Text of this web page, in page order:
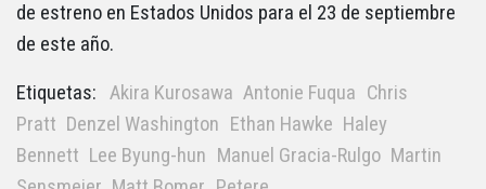
de estreno en Estados Unidos para el 23 de septiembre
de este año.
Etiquetas: Akira Kurosawa Antonie Fuqua Chris
Pratt Denzel Washington Ethan Hawke Haley
Bennett Lee Byung-hun Manuel Gracia-Rulgo Martin